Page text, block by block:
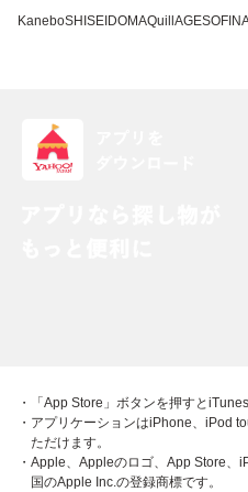
KaneboSHISEIDOMAQuillAGE
・「App Store」ボタンを押すと
・アプリケーションはiPhone、iPod
ただけます。
・Apple、Appleのロゴ、App Store
国のApple Inc.の登録商標です。